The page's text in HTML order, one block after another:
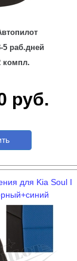
5 раб.дней
компл.
руб.
для Kia Soul I